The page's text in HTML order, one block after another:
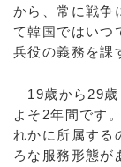
から、常に戦争
て韓国ではいつ
兵役の義務を課
19歳から29歳
よそ2年間です
れかに所属する
ろな服務形態が